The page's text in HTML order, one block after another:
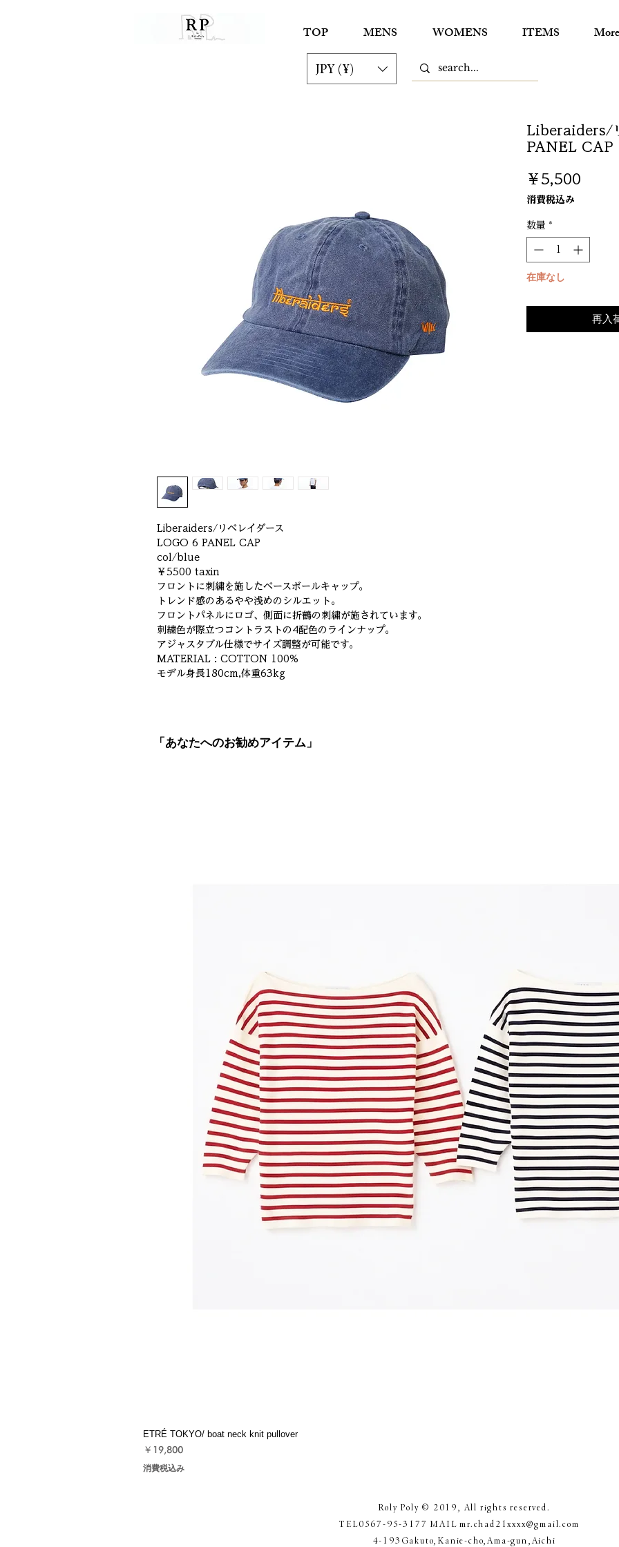
TOP MENS WOMENS ITEMS More
JPY (¥)
Liberaiders/リベレイダース
LOGO 6 PANEL CAP
col/blue
￥5500 taxin
フロントに刺繍を施したベースボールキャップ。
トレンド感のあるやや浅めのシルエット。
フロントパネルにロゴ、側面に折鶴の刺繍が施されています。
刺繍色が際立つコントラストの4配色のラインナップ。
アジャスタブル仕様でサイズ調整が可能です。
MATERIAL : COTTON 100%
モデル身長180cm,体重63kg
Liberaiders/
PANEL CAP
￥5,500
消費税込み
数量 *
在庫なし
再入
「あなたへのお勧めアイテム」
ETRÉ TOKYO/ boat neck knit pullover
価格
￥19,800
消費税込み
Roly Poly © 2019, All rights reserved.
TEL0567-95-3177 MAILmr.chad21xxxx@gmail.com
4-193Gakuto,Kanie-cho,Ama-gun,Aichi